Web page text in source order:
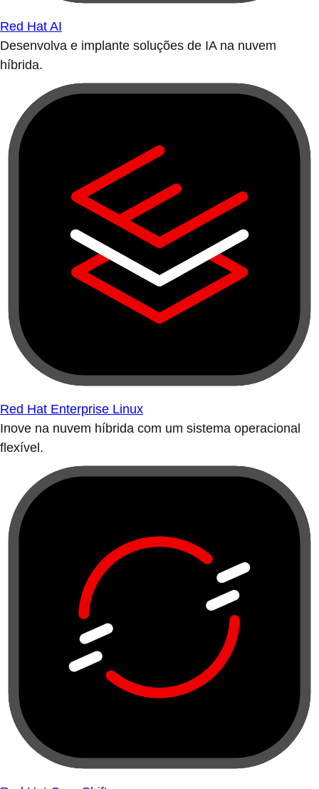
Red Hat AI
Desenvolva e implante soluções de IA na nuvem
híbrida.
Red Hat Enterprise Linux
Inove na nuvem híbrida com um sistema operacional
flexível.